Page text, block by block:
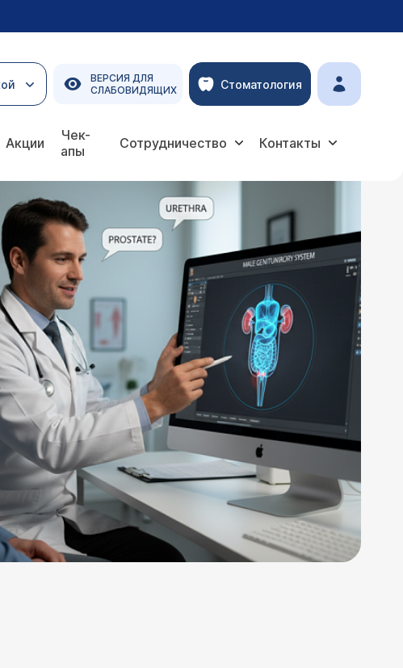
ВЕРСИЯ ДЛЯ
СЛАБОВИДЯЩИХ
Стоматология
Акции
Чек-
апы
Сотрудничество Контакты